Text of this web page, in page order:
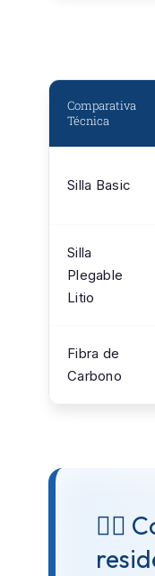
Comparativa
Técnica
Silla Basic
Silla
Plegable
Litio
Fibra de
Carbono
👨‍⚕️